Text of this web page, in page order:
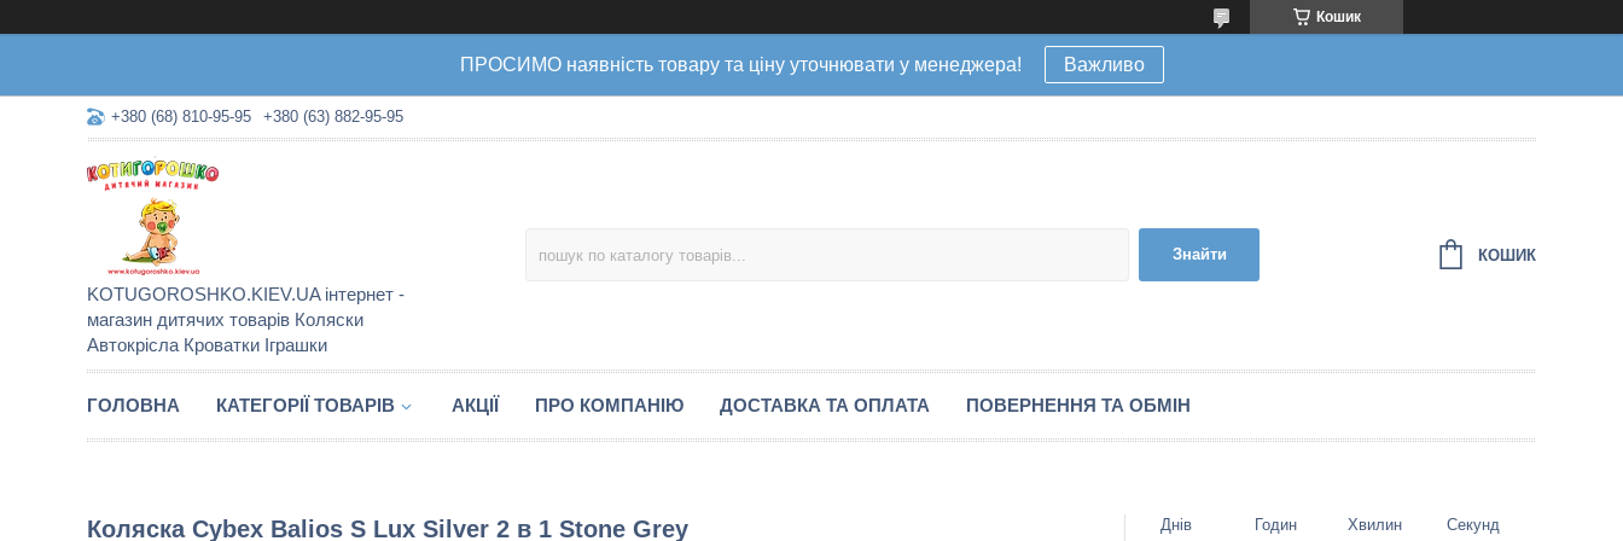
Кошик
ПРОСИМО наявність товару та ціну уточнювати у менеджера! Важливо
+380 (68) 810-95-95 +380 (63) 882-95-95
KOTUGOROSHKO.KIEV.UA інтернет -
магазин дитячих товарів Коляски
Автокрісла Кроватки Іграшки
Знайти КОШИК
ГОЛОВНА КАТЕГОРІЇ ТОВАРІВ АКЦІЇ ПРО КОМПАНІЮ ДОСТАВКА ТА ОПЛАТА ПОВЕРНЕННЯ ТА ОБМІН
Коляска Cybex Balios S Lux Silver 2 в 1 Stone Grey Днів Годин Хвилин Секунд